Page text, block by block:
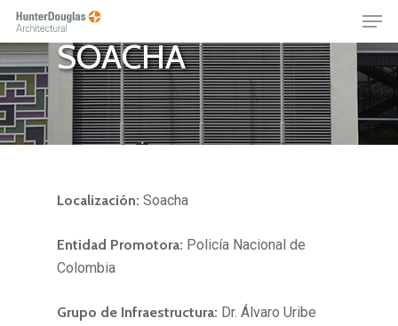
Skip
main
content
DISTRITO POLICÍA
SOACHA
Localización: Soacha
Entidad Promotora: Policía Nacional de
Colombia
Grupo de Infraestructura: Dr. Álvaro Uribe